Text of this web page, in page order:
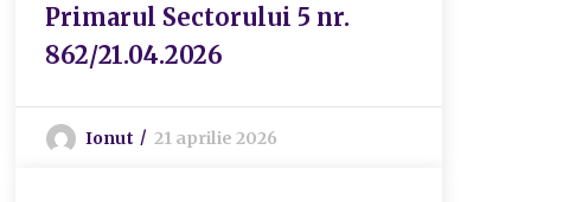
Primarul Sectorului 5 nr.
862/21.04.2026
Ionut 21 aprilie 2026